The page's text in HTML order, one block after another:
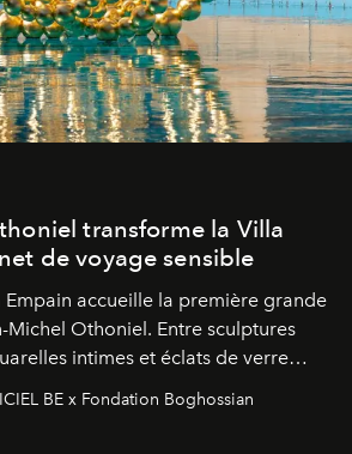
transforme la Villa
de voyage sensible
Empain accueille la première grande
Michel Othoniel. Entre sculptures
intimes et éclats de verre
compose un itinéraire
œuvre devient le souvenir
BE x Fondation Boghossian